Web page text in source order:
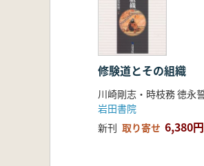
修験道とその組織
岩田書院
新刊 取り寄せ 6,380円